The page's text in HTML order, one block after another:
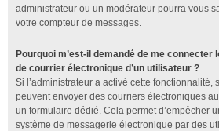
administrateur ou un modérateur pourra vous
votre compteur de messages.
Pourquoi m’est-il demandé de me connecter
de courrier électronique d’un utilisateur ?
Si l’administrateur a activé cette fonctionnalité,
peuvent envoyer des courriers électroniques
un formulaire dédié. Cela permet d’empêcher
système de messagerie électronique par des